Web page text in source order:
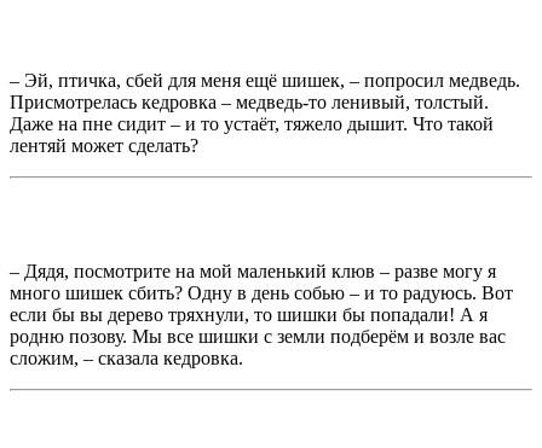
– Эй, птичка, сбей для меня ещё шишек, – попросил медведь.
Присмотрелась кедровка – медведь-то ленивый, толстый.
Даже на пне сидит – и то устаёт, тяжело дышит. Что такой
лентяй может сделать?
– Дядя, посмотрите на мой маленький клюв – разве могу я
много шишек сбить? Одну в день собью – и то радуюсь. Вот
если бы вы дерево тряхнули, то шишки бы попадали! А я
родню позову. Мы все шишки с земли подберём и возле вас
сложим, – сказала кедровка.